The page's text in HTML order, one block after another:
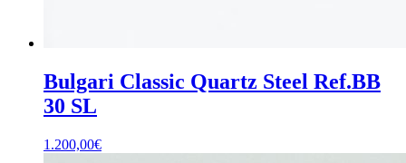
Bulgari Classic Quartz Steel Ref.BB
30 SL
1.200,00€